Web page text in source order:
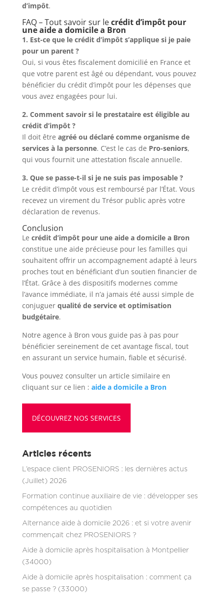
d’impôt.
FAQ – Tout savoir sur lecrédit d’impôt pour
une aide a domicile a Bron
1. Est-ce que le crédit d’impôt s’applique si je paie
pour un parent ?
Oui, si vous êtes fiscalement domicilié en France et
que votre parent est âgé ou dépendant, vous pouvez
bénéficier du crédit d’impôt pour les dépenses que
vous avez engagées pour lui.
2. Comment savoir si le prestataire est éligible au
crédit d’impôt ?
Il doit être agréé ou déclaré comme organisme de
services à la personne. C’est le cas de Pro-seniors,
qui vous fournit une attestation fiscale annuelle.
3. Que se passe-t-il si je ne suis pas imposable ?
Le crédit d’impôt vous est remboursé par l’État. Vous
recevez un virement du Trésor public après votre
déclaration de revenus.
Conclusion
Le crédit d’impôt pour une aide a domicile a Bron
constitue une aide précieuse pour les familles qui
souhaitent offrir un accompagnement adapté à leurs
proches tout en bénéficiant d’un soutien financier de
l’État. Grâce à des dispositifs modernes comme
l’avance immédiate, il n’a jamais été aussi simple de
conjuguer qualité de service et optimisation
budgétaire.
Notre agence à Bron vous guide pas à pas pour
bénéficier sereinement de cet avantage fiscal, tout
en assurant un service humain, fiable et sécurisé.
Vous pouvez consulter un article similaire en
cliquant sur ce lien : aide a domicile a Bron
DÉCOUVREZ NOS SERVICES
Articles récents
L’espace client PROSENIORS : les dernières actus
(Juillet) 2026
Formation continue auxiliaire de vie : développer ses
compétences au quotidien
Alternance aide à domicile 2026 : et si votre avenir
commençait chez PROSENIORS ?
Aide à domicile après hospitalisation à Montpellier
(34000)
Aide à domicile après hospitalisation : comment ça
se passe ? (33000)